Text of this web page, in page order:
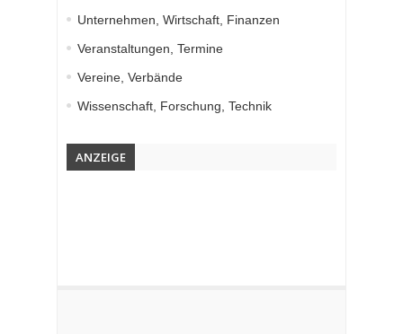
Unternehmen, Wirtschaft, Finanzen
Veranstaltungen, Termine
Vereine, Verbände
Wissenschaft, Forschung, Technik
ANZEIGE